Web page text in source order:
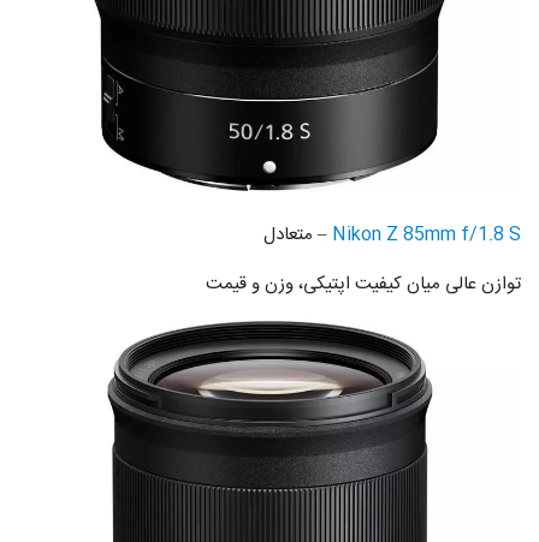
Nikon Z 85mm f/1.8 S – متعادل
توازن عالی میان کیفیت اپتیکی، وزن و قیمت